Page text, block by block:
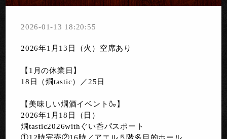
2026-01-13 18:20:55
2026年1月13日（火）空席あり
【1月の休業日】
18日（燗tastic）／25日
【美味しい燗酒イベント🍶】
2026年1月18日（日）
燗tastic2026withぐい呑パスポート